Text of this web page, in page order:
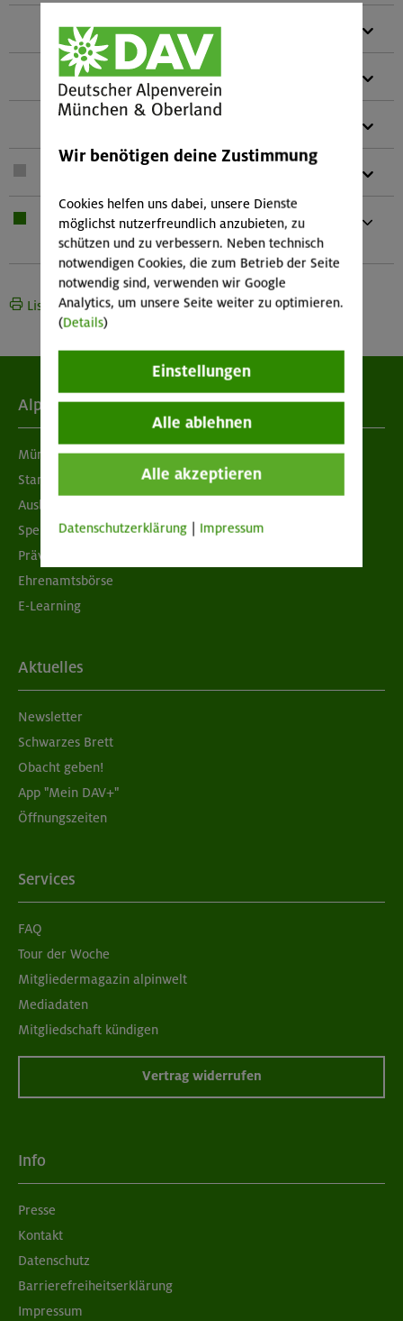
Biwaksack (einer pro zwei Personen)
Gebietsführer
Bei Übernachtung: Hüttenschlafsack,
Waschzeug Und kleines Handtuch
Liste drucken
Alpenverein
München & Oberland
Standorte
Ausbildung & Jobs
Spenden
Prävention sexualisierter Gewalt
Ehrenamtsbörse
E-Learning
Aktuelles
Newsletter
Schwarzes Brett
Obacht geben!
App "Mein DAV+"
Öffnungszeiten
Services
FAQ
Tour der Woche
Mitgliedermagazin alpinwelt
Mediadaten
Mitgliedschaft kündigen
Vertrag widerrufen
Info
Presse
Kontakt
Datenschutz
Barrierefreiheitserklärung
Impressum
Wir benötigen deine Zustimmung
Cookies helfen uns dabei, unsere Dienste
möglichst nutzerfreundlich anzubieten, zu
schützen und zu verbessern. Neben technisch
notwendigen Cookies, die zum Betrieb der Seite
notwendig sind, verwenden wir Google
Analytics, um unsere Seite weiter zu optimieren.
(Details)
Einstellungen
Alle ablehnen
Alle akzeptieren
Datenschutzerklärung Impressum